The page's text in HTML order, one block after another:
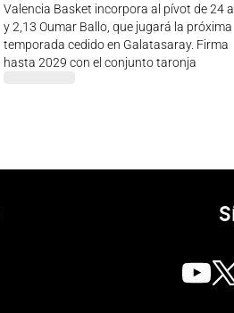
Valencia Basket incorpora al pívot de 24
y 2,13 Oumar Ballo, que jugará la próxima
temporada cedido en Galatasaray. Firma
hasta 2029 con el conjunto taronja